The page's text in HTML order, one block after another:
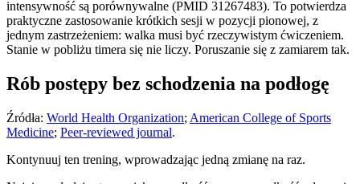
intensywność są porównywalne (PMID 31267483). To potwierdza
praktyczne zastosowanie krótkich sesji w pozycji pionowej, z
jednym zastrzeżeniem: walka musi być rzeczywistym ćwiczeniem.
Stanie w pobliżu timera się nie liczy. Poruszanie się z zamiarem tak.
Rób postępy bez schodzenia na podłogę
Źródła: World Health Organization; American College of Sports
Medicine; Peer-reviewed journal.
Kontynuuj ten trening, wprowadzając jedną zmianę na raz.